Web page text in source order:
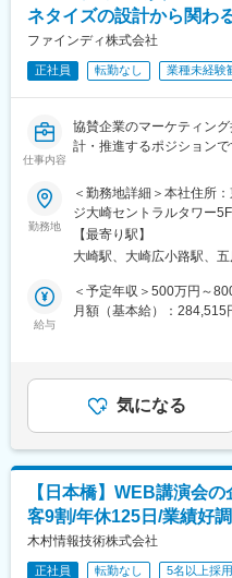
変更の範囲：会社の定め
・設営、スタッフ配置
・イベントシステムのディ
・機材設置
※春と秋に全国出張があり
■入社後のスケジュール：
最初はアシスタントとし
ライアントとの打ち合わ
■働く環境／魅力：
・各部署4～8名（20～50
員が多く、互いにサポー
ミュニケーションを工夫
・中途入社者が多く、離
・イベント中：多機能自
Ticketing Machine）、顔
ルポスター『E-Pos Touch
・イベント後：会員ポー
変更の範囲：会社の定める
ネタイズの設計から関
ファインディ株式会社
正社員 転勤なし 業種未経験
仕事内容
協賛企業のマーケティン
計・推進するポジション
■業務概要：
本ポジションでは、既存
く第4の柱「プラットフォ
を牽引いただく方を募集
ソフトウェアではアメリ
で、「日本と海外の知見
これまでテスラ、Spotify
アにKeynote、特別講演
シンガポールや海外のカ
また、これまでファイン
かして、まずは日本の140
トフォームへの礎となる
ァレンス事業全般を担っ
勤務地
＜勤務地詳細＞本社住所
ジ大崎セントラルタワー
り変更の範囲：会社の定
含む）
【最寄り駅】
大崎駅、大崎広小路駅、
給与
＜予定年収＞500万円～
月額（基本給）：284,515
経験、業績、貢献度に応
途、実績に応じた賞与／
ブ支給）あり賃金はあく
上下する可能性がありま
す。
気になる
【日本橋】WEB講演会
客9割/年休125日/業績好
木村情報技術株式会社
正社員 転勤なし 5名以上採用